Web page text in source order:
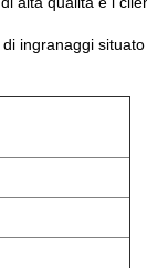
ingranaggi